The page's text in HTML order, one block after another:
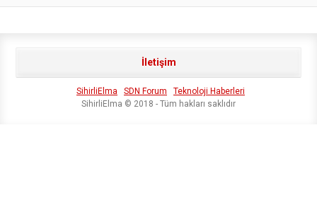
İletişim
SihirliElma SDN Forum
Teknoloji Haberleri
SihirliElma © 2018 - Tüm hakları saklıdır